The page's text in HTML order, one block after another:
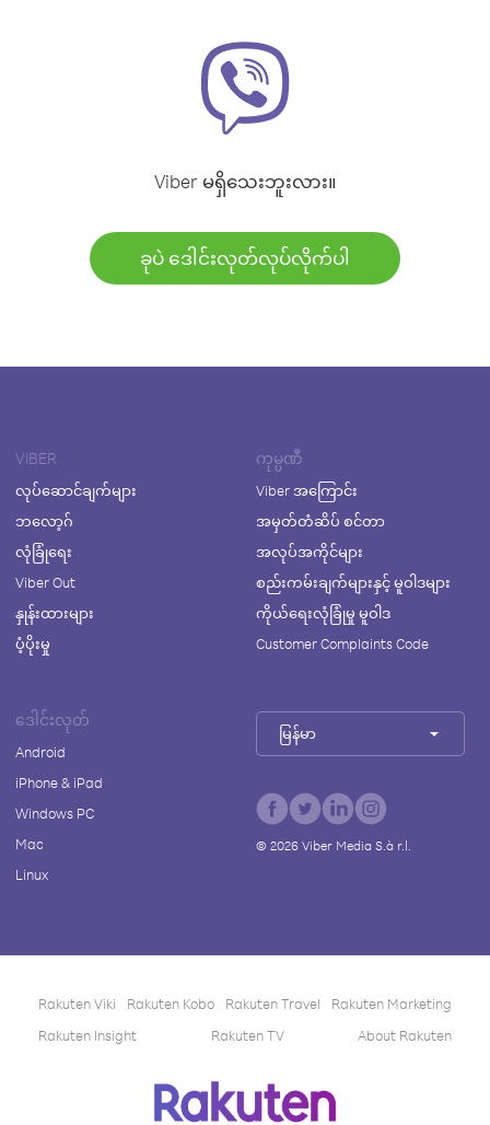
Viber မရှိသေးဘူးလား။
ခုပဲ ဒေါင်းလုတ်လုပ်လိုက်ပါ
VIBER
လုပ်ဆောင်ချက်များ
ဘလော့ဂ်
လုံခြုံရေး
Viber Out
နှုန်းထားများ
ပံ့ပိုးမှု
ကုမ္ပဏီ
Viber အကြောင်း
အမှတ်တံဆိပ် စင်တာ
အလုပ်အကိုင်များ
စည်းကမ်းချက်များနှင့် မူဝါဒများ
ကိုယ်ရေးလုံခြုံမှု မူဝါဒ
Customer Complaints Code
ဒေါင်းလုတ်
Android
iPhone & iPad
Windows PC
Mac
Linux
မြန်မာ
© 2026Viber Media S.à r.l.
Rakuten Viki Rakuten Kobo Rakuten Travel
Rakuten Marketing
Rakuten Insight
Rakuten TV About Rakuten